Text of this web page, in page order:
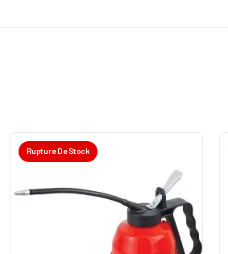
Rupture De Stock